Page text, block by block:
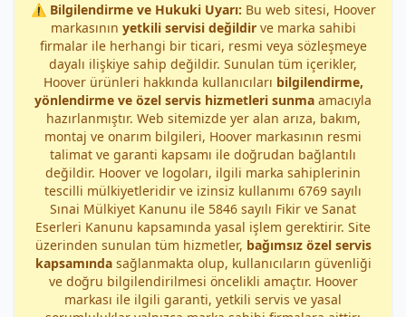
⚠️ Bilgilendirme ve Hukuki Uyarı: Bu web sitesi, Hoover
markasının yetkili servisi değildirve marka sahibi
firmalar ile herhangi bir ticari, resmi veya sözleşmeye
dayalı ilişkiye sahip değildir. Sunulan tüm içerikler,
Hoover ürünleri hakkında kullanıcıları bilgilendirme,
yönlendirme ve özel servis hizmetleri sunma amacıyla
hazırlanmıştır. Web sitemizde yer alan arıza, bakım,
montaj ve onarım bilgileri, Hoover markasının resmi
talimat ve garanti kapsamı ile doğrudan bağlantılı
değildir. Hoover ve logoları, ilgili marka sahiplerinin
tescilli mülkiyetleridir ve izinsiz kullanımı 6769 sayılı
Sınai Mülkiyet Kanunu ile 5846 sayılı Fikir ve Sanat
Eserleri Kanunu kapsamında yasal işlem gerektirir. Site
üzerinden sunulan tüm hizmetler, bağımsız özel servis
kapsamındasağlanmakta olup, kullanıcıların güvenliği
ve doğru bilgilendirilmesi öncelikli amaçtır. Hoover
markası ile ilgili garanti, yetkili servis ve yasal